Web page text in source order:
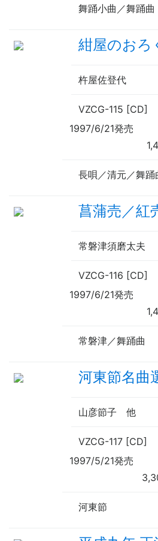
舞踊小曲／舞踊曲
紺屋のおろ
杵屋佐登代
VZCG-115 [CD]
1997/6/21発売
長唄／清元／舞踊
菖蒲売／紅
常磐津須磨太夫
VZCG-116 [CD]
1997/6/21発売
常磐津／舞踊曲
河東節名曲
山彦節子 他
VZCG-117 [CD]
1997/5/21発売
河東節